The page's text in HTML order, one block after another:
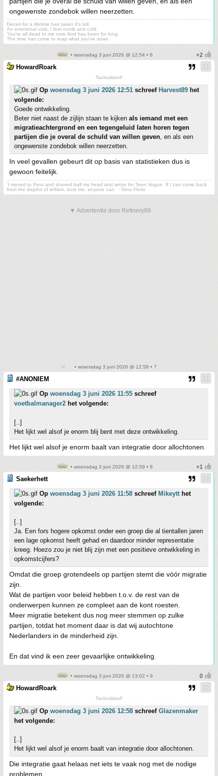
ongewenste zondebok willen neerzetten.
Deceit for a lifetime has taken it's toll.
An emotional void, I feel numb and cold.
You're all dead to me now. And has been for long.
The time has come to reap what you've sown.
• woensdag 3 juni 2026 @ 12:54 • 6
HowardRoark
Tacticalized!
Op woensdag 3 juni 2026 12:51 schreef Harvest89 het
volgende:
Goede ontwikkeling.
Beter niet naast de zijlijn staan te kijken als iemand met een
migratieachtergrond en een tegengeluid laten horen tegen
partijen die je overal de schuld van willen geven , en als een
ongewenste zondebok willen neerzetten.
In veel gevallen gebeurt dit op basis van statistieken dus is
gewoon feitelijk.
'I moved to Peru and shaved half my head and wrote for Teen Vogue. If I can come back
from the depths of leftism, trust me, anyone can.' - Gina Florio
▼ Advertentie door Refinery89
• woensdag 3 juni 2026 @ 12:58 • 7
#ANONIEM
Op woensdag 3 juni 2026 11:55 schreef
voetbalmanager2 het volgende:
[..]
Het lijkt wel alsof je enorm blij bent met deze ontwikkeling.
Het lijkt wel alsof je enorm baalt van integratie door allochtonen.
• woensdag 3 juni 2026 @ 12:59 • 8
Saekerhett
Op woensdag 3 juni 2026 11:58 schreef Mikeytt het
volgende:
[..]
Ja. Een fors hogere opkomst onder een groep die al tientallen jaren
een lage opkomst heeft gehad en daardoor minder representatie
kreeg. Hoezo zou je niet blij zijn met een positieve ontwikkeling in
opkomstcijfers?
Omdat die groep grotendeels op partijen stemt die vóór migratie
zijn.
Wat de partijen voor beleid hebben t.o.v. de rest van de
onderwerpen kunnen ze compleet aan de kont roesten.
Meer migratie betekent dus nog meer stemmen op zulke
partijen, totdat het moment daar is dat wij autochtone
Nederlanders in de minderheid zijn.
En dat vind ik een zeer gevaarlijke ontwikkeling.
• woensdag 3 juni 2026 @ 13:02 • 9
HowardRoark
Tacticalized!
Op woensdag 3 juni 2026 12:58 schreef Glazenmaker
het volgende:
[..]
Het lijkt wel alsof je enorm baalt van integratie door allochtonen.
Die integratie gaat helaas net iets te vaak nog met de nodige
problemen.